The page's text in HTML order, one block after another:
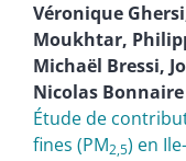
Véronique Ghersi
Moukhtar,
Michaël Bressi,
Nicolas Bonnaire
Étude de
fines (PM2,5) en